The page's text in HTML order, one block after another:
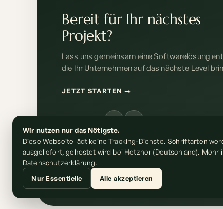
Bereit für Ihr nächstes
Projekt?
Lass uns gemeinsam eine Softwarelösung
die Ihr Unternehmen auf das nächste Level
JETZT STARTEN →
© 2026 S&A Solutions – Software, die Ergebnisse liefert
Some images on this website were created using artificial
Wir nutzen nur das Nötigste.
Diese Webseite lädt keine Tracking-Dienste. Schriftarten
ausgeliefert, gehostet wird bei Hetzner (Deutschland). Mehr
Datenschutzerklärung.
Nur Essentielle Alle akzeptieren